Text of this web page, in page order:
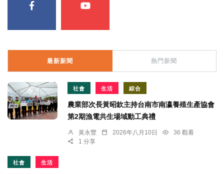
最新新聞 熱門新聞
社會 生活 綜合
農業部次長黃昭欽主持台南市南瀛養殖生產協會
第2期漁電共生場域動工典禮
黃永豐 2026年八月10日
36 觀看
1 分享
社會 生活